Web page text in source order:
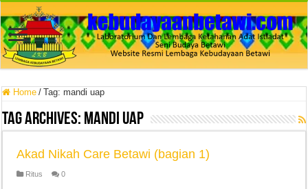
Home / Tag:mandi uap
Tag Archives: mandi uap
Akad Nikah Care Betawi (bagian 1)
Ritus 0